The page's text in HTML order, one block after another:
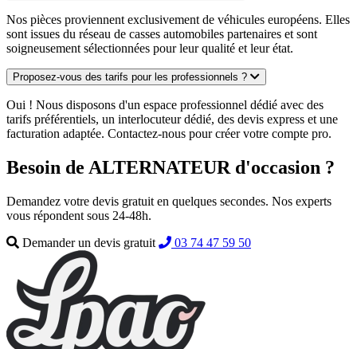
Nos pièces proviennent exclusivement de véhicules européens. Elles
sont issues du réseau de casses automobiles partenaires et sont
soigneusement sélectionnées pour leur qualité et leur état.
Proposez-vous des tarifs pour les professionnels ?
Oui ! Nous disposons d'un espace professionnel dédié avec des
tarifs préférentiels, un interlocuteur dédié, des devis express et une
facturation adaptée. Contactez-nous pour créer votre compte pro.
Besoin de ALTERNATEUR d'occasion ?
Demandez votre devis gratuit en quelques secondes. Nos experts
vous répondent sous 24-48h.
Demander un devis gratuit
03 74 47 59 50